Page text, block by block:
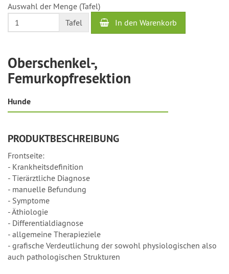
bis
2
Werktage
Auswahl der Menge (Tafel)
Tafel
In den Warenkorb
Oberschenkel-,
Femurkopfresektion
Hunde
PRODUKTBESCHREIBUNG
Frontseite:
- Krankheitsdefinition
- Tierärztliche Diagnose
- manuelle Befundung
- Symptome
- Äthiologie
- Differentialdiagnose
- allgemeine Therapieziele
- grafische Verdeutlichung der sowohl physiologischen also
auch pathologischen Strukturen